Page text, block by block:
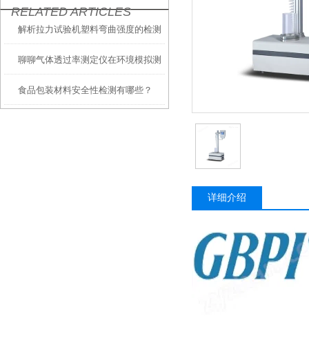
RELATED ARTICLES
解析拉力试验机塑料弯曲强度的检测
聊聊气体透过率测定仪在环境模拟测
试中的应用
食品包装材料安全性检测有哪些？
详细介绍